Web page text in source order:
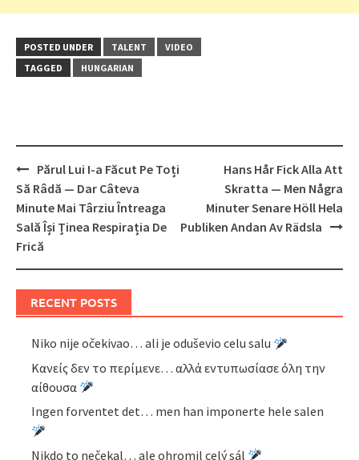
POSTED UNDER TALENT
VIDEO
TAGGED
HUNGARIAN
Post
navigation
Părul Lui I-a Făcut Pe Toți
Să Râdă — Dar Câteva
Minute Mai Târziu Întreaga
Sală Își Ținea Respirația De
Frică
Hans Hår Fick Alla Att
Skratta — Men Några
Minuter Senare Höll Hela
Publiken Andan Av Rädsla
RECENT POSTS
Niko nije očekivao… ali je oduševio celu salu
Κανείς δεν το περίμενε… αλλά εντυπωσίασε όλη την
αίθουσα
Ingen forventet det… men han imponerte hele salen
Nikdo to nečekal… ale ohromil celý sál